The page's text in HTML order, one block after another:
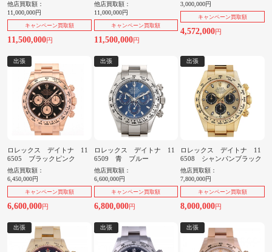
他店買取額：
11,000,000円
キャンペーン買取額
11,500,000円
他店買取額：
11,000,000円
キャンペーン買取額
11,500,000円
3,000,000円
キャンペーン買取額
4,572,000円
出張
ロレックス デイトナ 11
6505 ブラックピンク
他店買取額：
6,450,000円
キャンペーン買取額
6,600,000円
出張
ロレックス デイトナ 11
6509 青 ブルー
他店買取額：
6,600,000円
キャンペーン買取額
6,800,000円
出張
ロレックス デイトナ 11
6508 シャンパンブラック
他店買取額：
7,800,000円
キャンペーン買取額
8,000,000円
出張 出張 出張